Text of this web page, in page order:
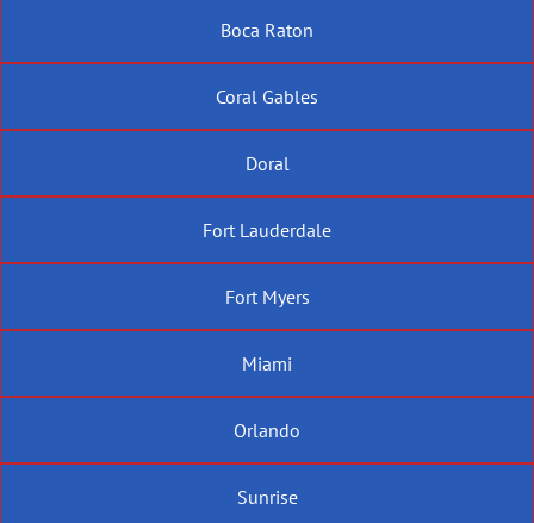
Boca Raton
Coral Gables
Doral
Fort Lauderdale
Fort Myers
Miami
Orlando
Sunrise